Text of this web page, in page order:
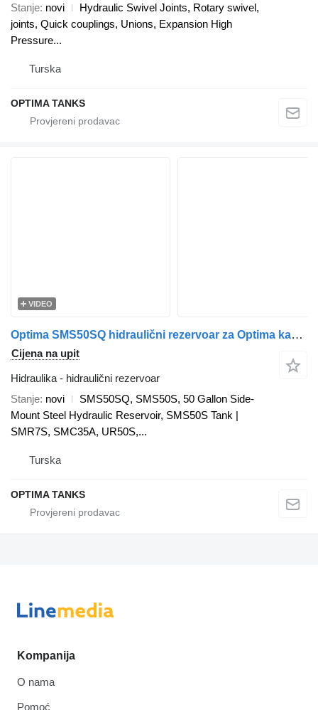
Stanje novi
Hydraulic Swivel Joints, Rotary swivel,
joints, Quick couplings, Unions, Expansion High
Pressure...
Turska
OPTIMA TANKS
VIDEO
Optima SMS50SQ hidraulični rezervoar za Optima kamiona
Cijena na upit
Hidraulika - hidraulični rezervoar
Stanje novi
SMS50SQ, SMS50S, 50 Gallon Side-
Mount Steel Hydraulic Reservoir, SMS50S Tank |
SMR7S, SMC35A, UR50S,...
Turska
OPTIMA TANKS
Kompanija
O nama
Pomoć